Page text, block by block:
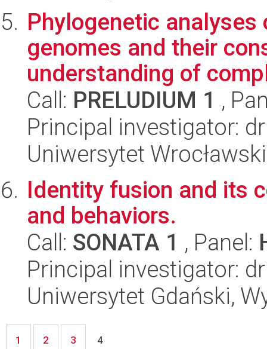
Phylogenetic
genomes and their
understanding of
Call: PRELUDIUM 1 ,
Principal investigator:
Uniwersytet
Identity fusion and its
and behaviors.
Call: SONATA 1 , Panel:
Principal investigator:
Uniwersytet Gdański,
1 2 3 4